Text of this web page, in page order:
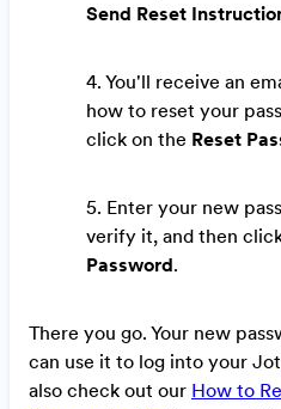
Send Reset
4. You'll receive an
how to reset your
click on the Reset
5. Enter your new
verify it, and then
Password.
There you go. Your new
can use it to log into your
also check out our How to